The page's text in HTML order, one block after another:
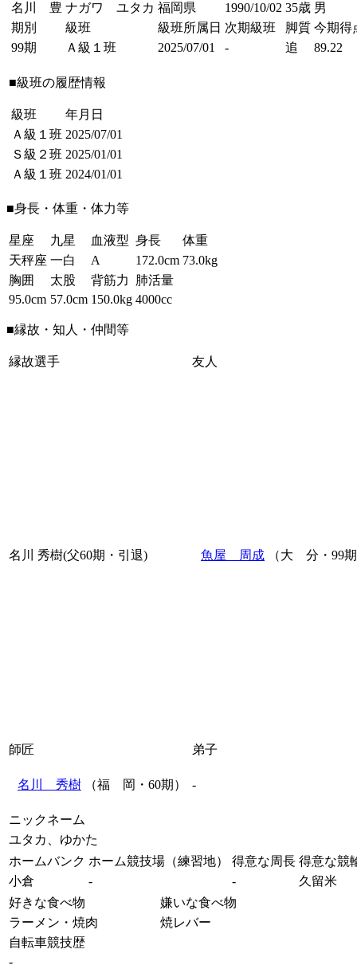
名川 豊 ナガワ ユタカ 福岡県 1990/10/02 35歳 男
期別
級班 級班所属日 次期級班 脚質 今期得
99期
Ａ級１班 2025/07/01 - 追 89.22
■級班の履歴情報
級班
年月日
Ａ級１班 2025/07/01
Ｓ級２班 2025/01/01
Ａ級１班 2024/01/01
■身長・体重・体力等
星座 九星 血液型 身長
体重
天秤座 一白 A 172.0cm 73.0kg
胸囲
太股 背筋力
肺活量
95.0cm 57.0cm 150.0kg 4000cc
■縁故・知人・仲間等
縁故選手 友人
名川 秀樹(父60期・引退) 魚屋 周成 （大 分・99
師匠 弟子
名川 秀樹 （福 岡・60期） -
ニックネーム
ユタカ、ゆかた
ホームバンク ホーム競技場（練習地） 得意な周長 得意な競
小倉
- -
久留米
好きな食べ物
嫌いな食べ物
ラーメン・焼肉
焼レバー
自転車競技歴
-